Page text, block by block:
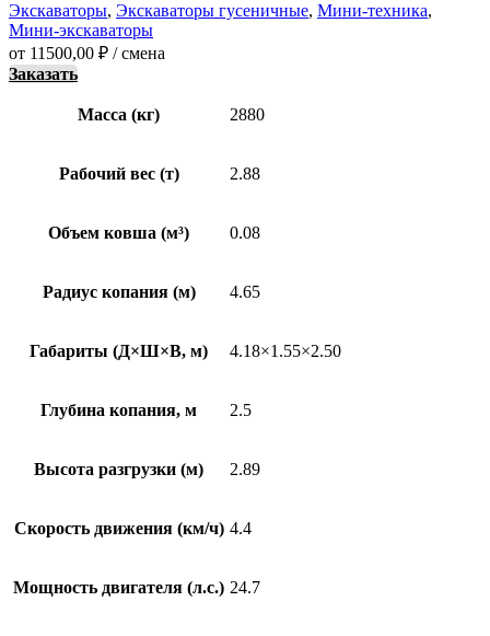
Экскаваторы, Экскаваторы гусеничные, Мини-техника,
Мини-экскаваторы
от 11500,00 ₽ / смена
Заказать
Масса (кг) 2880
Рабочий вес (т) 2.88
Объем ковша (м³) 0.08
Радиус копания (м) 4.65
Габариты (Д×Ш×В, м) 4.18×1.55×2.50
Глубина копания, м 2.5
Высота разгрузки (м) 2.89
Скорость движения (км/ч) 4.4
Мощность двигателя (л.с.) 24.7